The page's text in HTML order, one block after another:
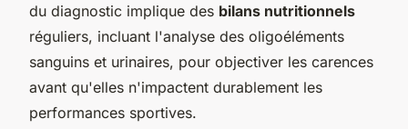
du diagnostic implique des bilans nutritionnels
réguliers, incluant l'analyse des oligoéléments
sanguins et urinaires, pour objectiver les carences
avant qu'elles n'impactent durablement les
performances sportives.